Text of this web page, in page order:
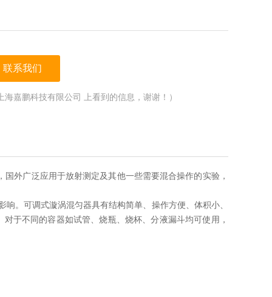
联系我们
海嘉鹏科技有限公司 上看到的信息，谢谢！）
外广泛应用于放射测定及其他一些需要混合操作的实验，是生
。可调式漩涡混匀器具有结构简单、操作方便、体积小、耗电
于不同的容器如试管、烧瓶、烧杯、分液漏斗均可使用，可手